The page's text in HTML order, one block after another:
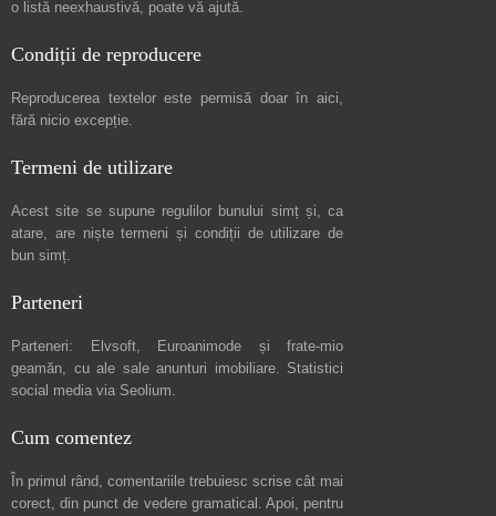
o listă neexhaustivă, poate vă ajută.
Condiții de reproducere
Reproducerea textelor este permisă doar în aici,
fără nicio excepție.
Termeni de utilizare
Acest site se supune regulilor bunului simț și, ca
atare, are niștetermeni și condiții de utilizare de
bun simț.
Parteneri
Parteneri: Elvsoft, Euroanimode și frate-mio
geamăn, cu ale sale anunturi imobiliare. Statistici
social media via Seolium.
Cum comentez
În primul rând, comentariile trebuiesc scrise cât mai
corect, din punct de vedere gramatical. Apoi, pentru